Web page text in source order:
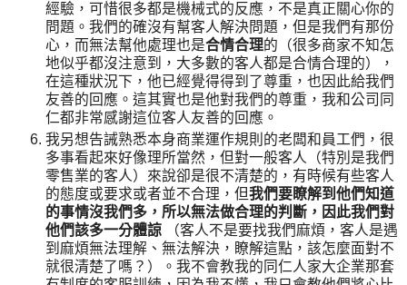
經驗，可惜很多都是機械式的反應，不是真正關心你的
問題。我們的確沒有幫客人解決問題，但是我們有那份
心，而無法幫他處理也是合情合理的（很多商家不知怎
地似乎都沒注意到，大多數的客人都是合情合理的），
在這種狀況下，他已經覺得得到了尊重，也因此給我們
友善的回應。這其實也是他對我們的尊重，我和公司同
仁都非常感謝這位客人友善的回應。
我另想告誡熟悉本身商業運作規則的老闆和員工們，很
多事看起來好像理所當然，但對一般客人（特別是我們
零售業的客人）來說卻是很不清楚的，有時候有些客人
的態度或要求或者並不合理，但我們要瞭解到他們知道
的事情沒我們多，所以無法做合理的判斷，因此我們對
他們該多一分體諒
（客人不是要找我們麻煩，客人是遇
到麻煩無法理解、無法解決，瞭解這點，該怎麼面對不
就很清楚了嗎？）。我不會教我的同仁人家大企業那套